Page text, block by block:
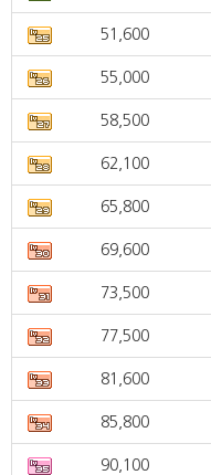
51,600
55,000
58,500
62,100
65,800
69,600
73,500
77,500
81,600
85,800
90,100